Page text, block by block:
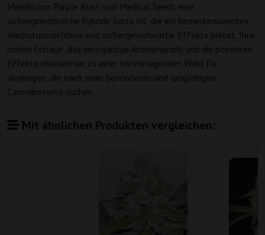
Mendocino Purple Kush von Medical Seeds eine
außergewöhnliche hybride Sorte ist, die ein bemerkenswertes
Wachstumserlebnis und außergewöhnliche Effekte bietet. Ihre
hohen Erträge, das einzigartige Aromenprofil und die potenten
Effekte machen sie zu einer hervorragenden Wahl für
diejenigen, die nach einer besonderen und langlebigen
Cannabissorte suchen.
Mit ähnlichen Produkten vergleichen: